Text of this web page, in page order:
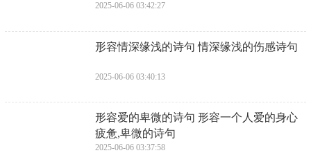
2025-06-06 03:42:27
​形容情深缘浅的诗句 情深缘浅的伤感诗句
2025-06-06 03:40:13
​形容爱的卑微的诗句 形容一个人爱的身心
疲惫,卑微的诗句
2025-06-06 03:37:58